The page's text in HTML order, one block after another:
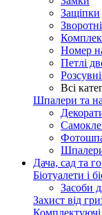
Защіпки
Номер
Петлі
Всі
Шпалери та
Дача, сад та
Біотуалети і
Засоби
Захист від
Комплектуючі